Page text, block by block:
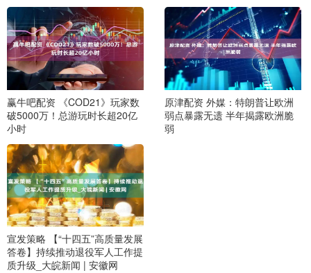
赢牛吧配资 《COD21》玩家数
破5000万！总游玩时长超20亿
小时
原津配资 外媒：特朗普让欧洲
弱点暴露无遗 半年揭露欧洲脆
弱
宣发策略 【“十四五”高质量发展
答卷】持续推动退役军人工作提
质升级_大皖新闻 | 安徽网